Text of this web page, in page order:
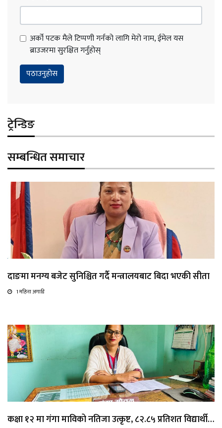
अर्को पटक मैले टिप्पणी गर्नको लागि मेरो नाम, ईमेल यस
ब्राउजरमा सुरक्षित गर्नुहोस्
ट्रेन्डिङ
सम्बन्धित समाचार
दाङमा मनग्य बजेट सुनिश्चित गर्दै मन्त्रालयबाट बिदा भएकी सीता
1 महिना अगाडि
कक्षा १२ मा गंगा माविको नतिजा उत्कृष्ट, ८२.८५ प्रतिशत विद्यार्थी…